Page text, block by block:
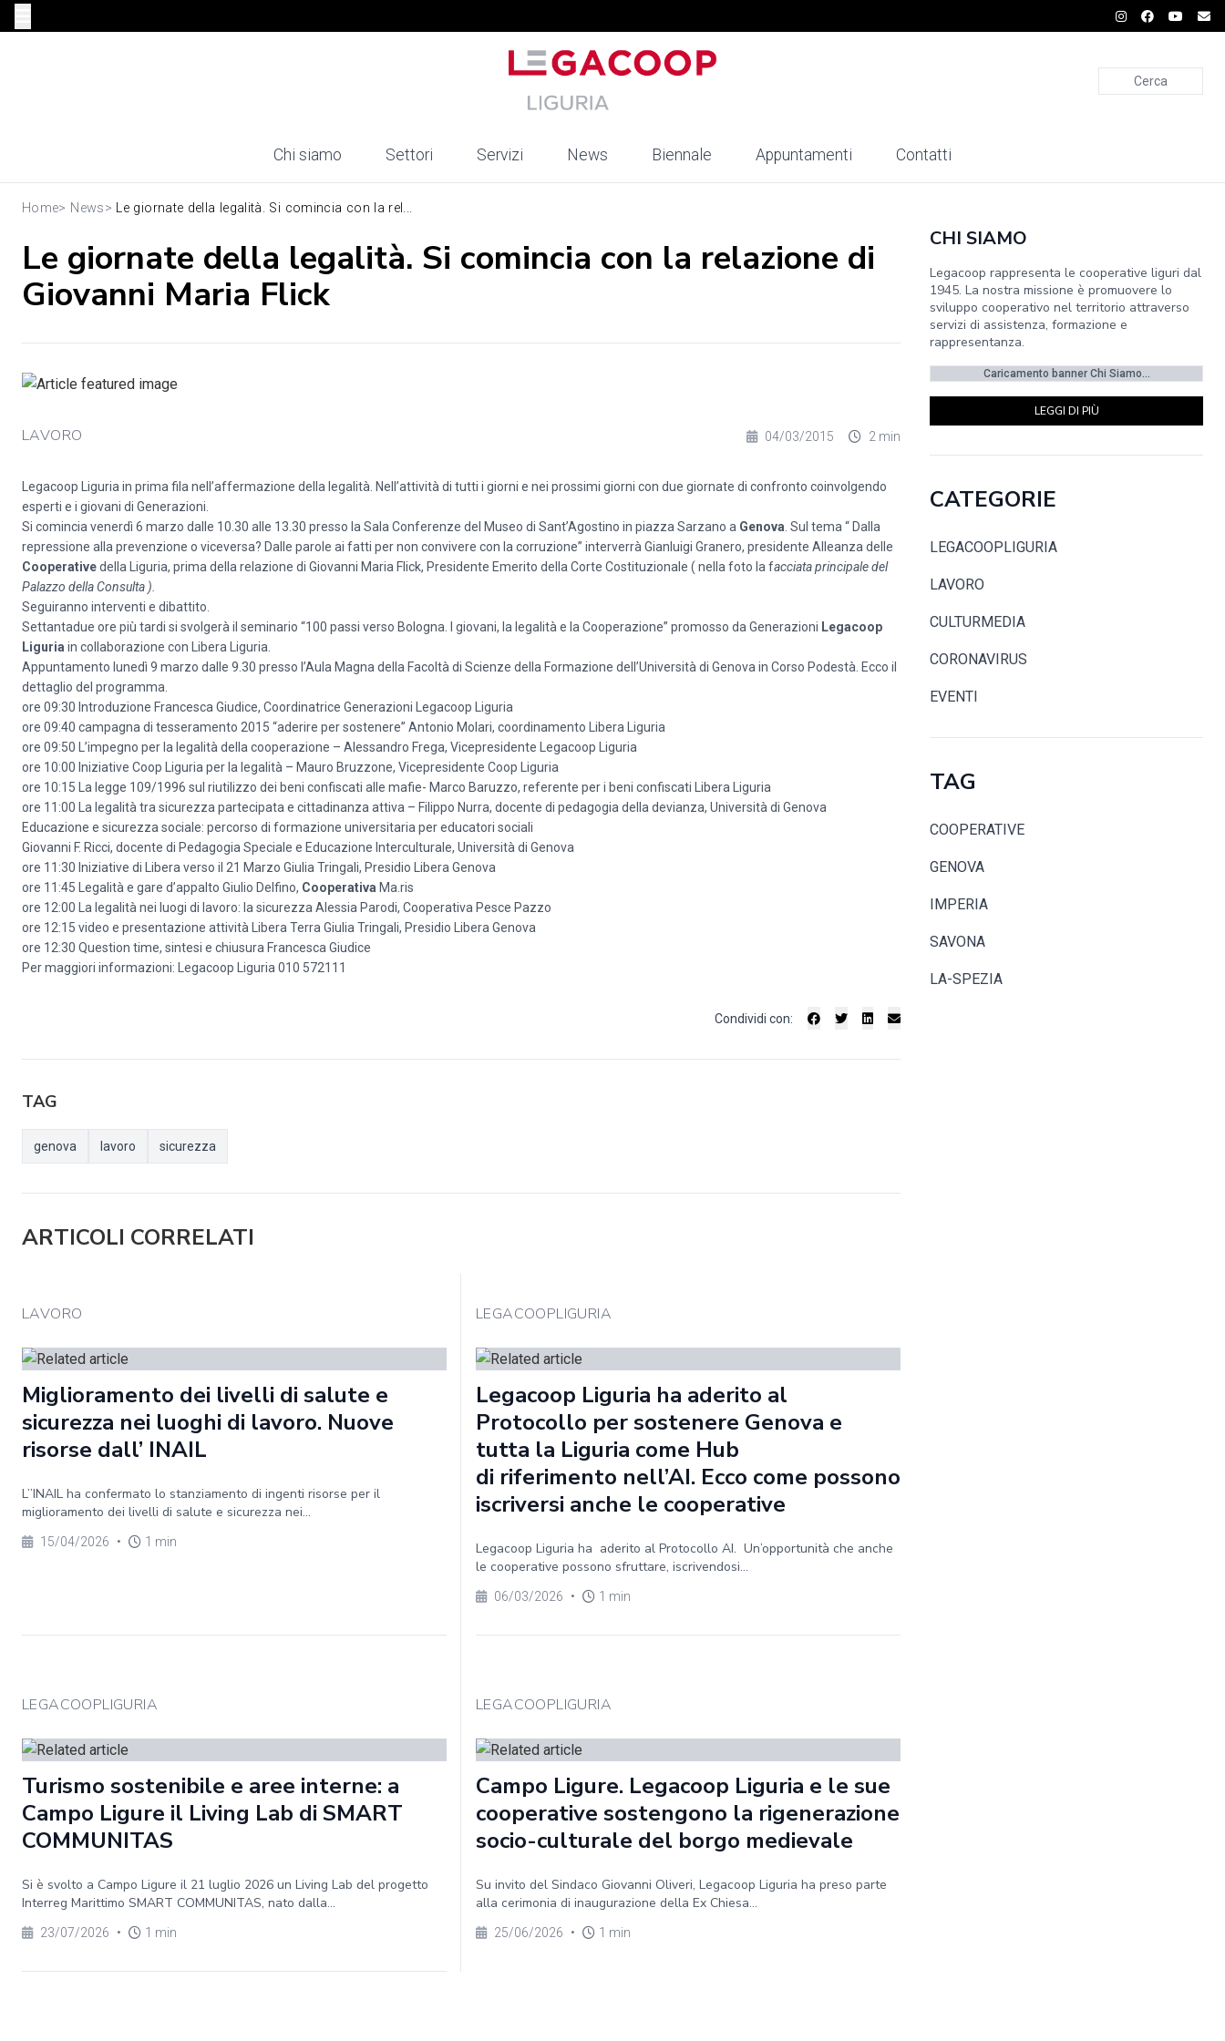
Cerca
Chi siamo Settori Servizi News Biennale Appuntamenti Contatti
Home> News> Le giornate della legalità. Si comincia con la rel...
Le giornate della legalità. Si comincia con la relazione di
Giovanni Maria Flick
LAVORO 04/03/2015 2 min
Legacoop Liguria in prima fila nell’affermazione della legalità. Nell’attività di tutti i giorni e nei prossimi giorni con due giornate di confronto coinvolgendo
esperti e i giovani di Generazioni.
Si comincia venerdì 6 marzo dalle 10.30 alle 13.30 presso la Sala Conferenze del Museo di Sant’Agostino in piazza Sarzano a Genova . Sul tema “ Dalla
repressione alla prevenzione o viceversa? Dalle parole ai fatti per non convivere con la corruzione” interverrà Gianluigi Granero, presidente Alleanza delle
Cooperativedella Liguria, prima della relazione di Giovanni Maria Flick, Presidente Emerito della Corte Costituzionale ( nella foto la facciata principale del
Palazzo della Consulta ).
Seguiranno interventi e dibattito.
Settantadue ore più tardi si svolgerà il seminario “100 passi verso Bologna. I giovani, la legalità e la Cooperazione” promosso da Generazioni Legacoop
Liguria in collaborazione con Libera Liguria.
Appuntamento lunedì 9 marzo dalle 9.30 presso l’Aula Magna della Facoltà di Scienze della Formazione dell’Università di Genova in Corso Podestà. Ecco il
dettaglio del programma.
ore 09:30 Introduzione Francesca Giudice, Coordinatrice Generazioni Legacoop Liguria
ore 09:40 campagna di tesseramento 2015 “aderire per sostenere” Antonio Molari, coordinamento Libera Liguria
ore 09:50 L’impegno per la legalità della cooperazione – Alessandro Frega, Vicepresidente Legacoop Liguria
ore 10:00 Iniziative Coop Liguria per la legalità – Mauro Bruzzone, Vicepresidente Coop Liguria
ore 10:15 La legge 109/1996 sul riutilizzo dei beni confiscati alle mafie- Marco Baruzzo, referente per i beni confiscati Libera Liguria
ore 11:00 La legalità tra sicurezza partecipata e cittadinanza attiva – Filippo Nurra, docente di pedagogia della devianza, Università di Genova
Educazione e sicurezza sociale: percorso di formazione universitaria per educatori sociali
Giovanni F. Ricci, docente di Pedagogia Speciale e Educazione Interculturale, Università di Genova
ore 11:30 Iniziative di Libera verso il 21 Marzo Giulia Tringali, Presidio Libera Genova
ore 11:45 Legalità e gare d’appalto Giulio Delfino, Cooperativa Ma.ris
ore 12:00 La legalità nei luogi di lavoro: la sicurezza Alessia Parodi, Cooperativa Pesce Pazzo
ore 12:15 video e presentazione attività Libera Terra Giulia Tringali, Presidio Libera Genova
ore 12:30 Question time, sintesi e chiusura Francesca Giudice
Per maggiori informazioni: Legacoop Liguria 010 572111
Condividi con:
TAG
genova lavoro sicurezza
ARTICOLI CORRELATI
LAVORO
Miglioramento dei livelli di salute e
sicurezza nei luoghi di lavoro. Nuove
risorse dall’ INAIL
L’’INAIL ha confermato lo stanziamento di ingenti risorse per il
miglioramento dei livelli di salute e sicurezza nei...
15/04/2026 • 1 min
LEGACOOPLIGURIA
Legacoop Liguria ha aderito al
Protocollo per sostenere Genova e
tutta la Liguria come Hub
di riferimento nell’AI. Ecco come possono
iscriversi anche le cooperative
Legacoop Liguria ha aderito al Protocollo AI. Un’opportunità che anche
le cooperative possono sfruttare, iscrivendosi...
06/03/2026 • 1 min
LEGACOOPLIGURIA
Turismo sostenibile e aree interne: a
Campo Ligure il Living Lab di SMART
COMMUNITAS
Si è svolto a Campo Ligure il 21 luglio 2026 un Living Lab del progetto
Interreg Marittimo SMART COMMUNITAS, nato dalla...
23/07/2026 • 1 min
LEGACOOPLIGURIA
Campo Ligure. Legacoop Liguria e le sue
cooperative sostengono la rigenerazione
socio-culturale del borgo medievale
Su invito del Sindaco Giovanni Oliveri, Legacoop Liguria ha preso parte
alla cerimonia di inaugurazione della Ex Chiesa...
25/06/2026 • 1 min
CHI SIAMO
Legacoop rappresenta le cooperative liguri dal
1945. La nostra missione è promuovere lo
sviluppo cooperativo nel territorio attraverso
servizi di assistenza, formazione e
rappresentanza.
Caricamento banner Chi Siamo...
LEGGI DI PIÙ
CATEGORIE
LEGACOOPLIGURIA
LAVORO
CULTURMEDIA
CORONAVIRUS
EVENTI
TAG
COOPERATIVE
GENOVA
IMPERIA
SAVONA
LA-SPEZIA